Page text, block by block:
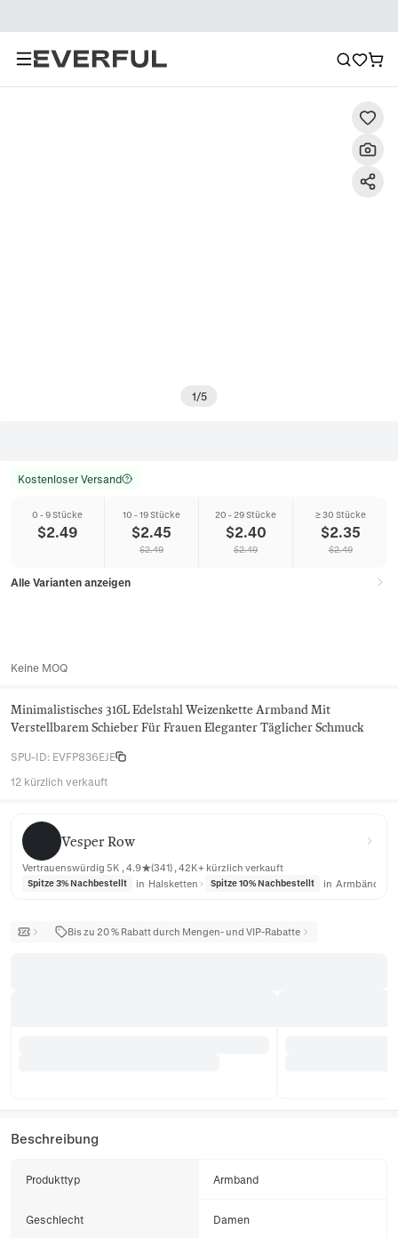
1/5
Kostenloser Versand
0 - 9 Stücke
$2.49
10 - 19 Stücke
$2.45
$2.49
20 - 29 Stücke
$2.40
$2.49
≥ 30 Stücke
$2.35
$2.49
Alle Varianten anzeigen
Keine MOQ
Minimalistisches 316L Edelstahl Weizenkette Armband Mit
Verstellbarem Schieber Für Frauen Eleganter Täglicher Schmuck
SPU-ID: EVFP836EJE
12 kürzlich verkauft
Vesper Row
Vesper Row
Vertrauenswürdig 5K , 4.9★(341) , 42K+ kürzlich verkauft
Spitze 3% Nachbestellt in Halsketten Spitze 10% Nachbestellt in Armbänder
Bis zu 20 % Rabatt durch Mengen- und VIP-Rabatte
Beschreibung
Produkttyp Armband
Geschlecht Damen